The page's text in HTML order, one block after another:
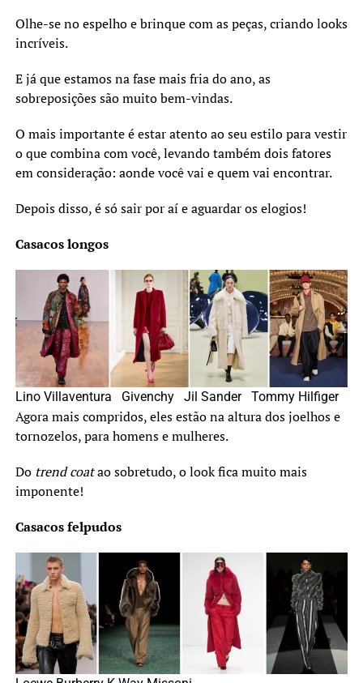
Olhe-se no espelho e brinque com as peças, criando looks
incríveis.
E já que estamos na fase mais fria do ano, as
sobreposições são muito bem-vindas.
O mais importante é estar atento ao seu estilo para vestir
o que combina com você, levando também dois fatores
em consideração: aonde você vai e quem vai encontrar.
Depois disso, é só sair por aí e aguardar os elogios!
Casacos longos
Lino Villaventura Givenchy Jil Sander Tommy Hilfiger
Agora mais compridos, eles estão na altura dos joelhos e
tornozelos, para homens e mulheres.
Do trend coatao sobretudo, o look fica muito mais
imponente!
Casacos felpudos